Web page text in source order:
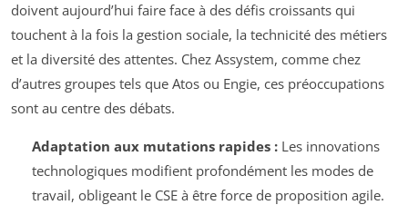
doivent aujourd’hui faire face à des défis croissants qui
touchent à la fois la gestion sociale, la technicité des métiers
et la diversité des attentes. Chez Assystem, comme chez
d’autres groupes tels que Atos ou Engie, ces préoccupations
sont au centre des débats.
Adaptation aux mutations rapides :Les innovations
technologiques modifient profondément les modes de
travail, obligeant le CSE à être force de proposition agile.